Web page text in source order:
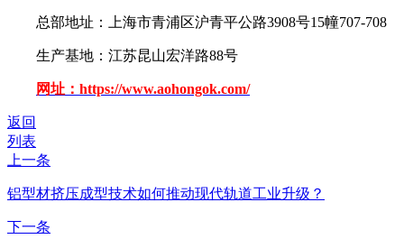
总部地址：上海市青浦区沪青平公路3908号15幢707-708
生产基地：江苏昆山宏洋路88号
网址：https://www.aohongok.com/
返回
列表
上一条
铝型材挤压成型技术如何推动现代轨道工业升级？
下一条